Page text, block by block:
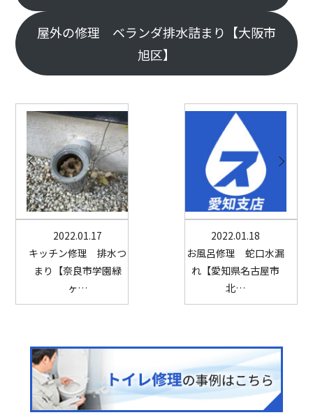
屋外の修理 ベランダ排水詰まり【大阪市
旭区】
2022.01.17
キッチン修理 排水つ
まり【奈良市学園緑
ヶ…
2022.01.18
お風呂修理 蛇口水漏
れ【愛知県名古屋市
北…